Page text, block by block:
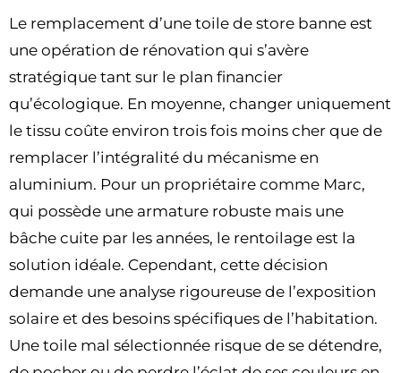
Le remplacement d’une toile de store banne est
une opération de rénovation qui s’avère
stratégique tant sur le plan financier
qu’écologique. En moyenne, changer uniquement
le tissu coûte environ trois fois moins cher que de
remplacer l’intégralité du mécanisme en
aluminium. Pour un propriétaire comme Marc,
qui possède une armature robuste mais une
bâche cuite par les années, le rentoilage est la
solution idéale. Cependant, cette décision
demande une analyse rigoureuse de l’exposition
solaire et des besoins spécifiques de l’habitation.
Une toile mal sélectionnée risque de se détendre,